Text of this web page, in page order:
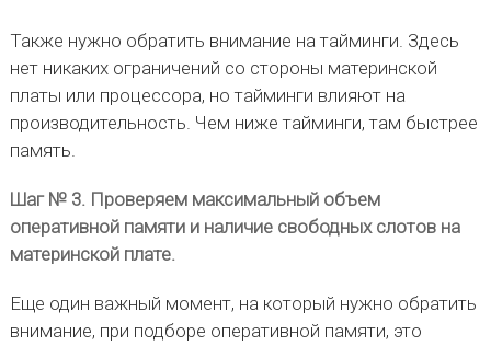
Также нужно обратить внимание на тайминги. Здесь
нет никаких ограничений со стороны материнской
платы или процессора, но тайминги влияют на
производительность. Чем ниже тайминги, там быстрее
память.
Шаг № 3. Проверяем максимальный объем
оперативной памяти и наличие свободных слотов на
материнской плате.
Еще один важный момент, на который нужно обратить
внимание, при подборе оперативной памяти, это